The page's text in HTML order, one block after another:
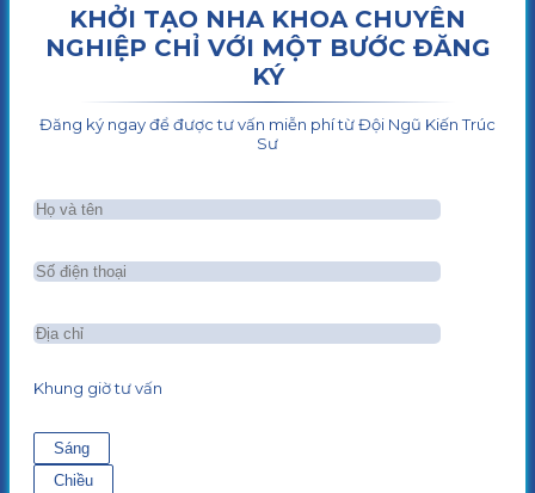
KHỞI TẠO NHA KHOA CHUYÊN
NGHIỆP CHỈ VỚI MỘT BƯỚC ĐĂNG
KÝ
Đăng ký ngay để được tư vấn miễn phí từ Đội Ngũ Kiến Trúc
Sư
Khung giờ tư vấn
Sáng
Chiều